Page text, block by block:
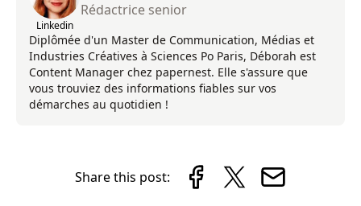
Linkedin
Rédactrice senior
Diplômée d'un Master de Communication, Médias et
Industries Créatives à Sciences Po Paris, Déborah est
Content Manager chez papernest. Elle s'assure que
vous trouviez des informations fiables sur vos
démarches au quotidien !
Share this post: